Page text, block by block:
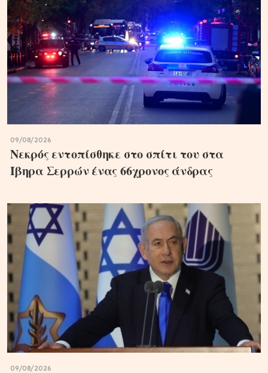
09/08/2026
Νεκρός εντοπίσθηκε στο σπίτι του στα
Ίβηρα Σερρών ένας 66χρονος άνδρας
09/08/2026